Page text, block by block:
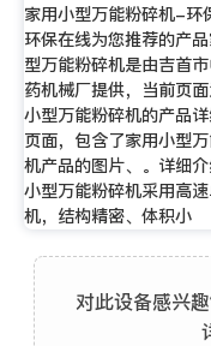
家用小型万能粉碎机-环
环保在线为您推荐的产
型万能粉碎机是由吉首
药机械厂提供，当前页
小型万能粉碎机的产品
页面，包含了家用小型
机产品的图片、。详细
小型万能粉碎机采用高
机，结构精密、体积小
对此设备感兴